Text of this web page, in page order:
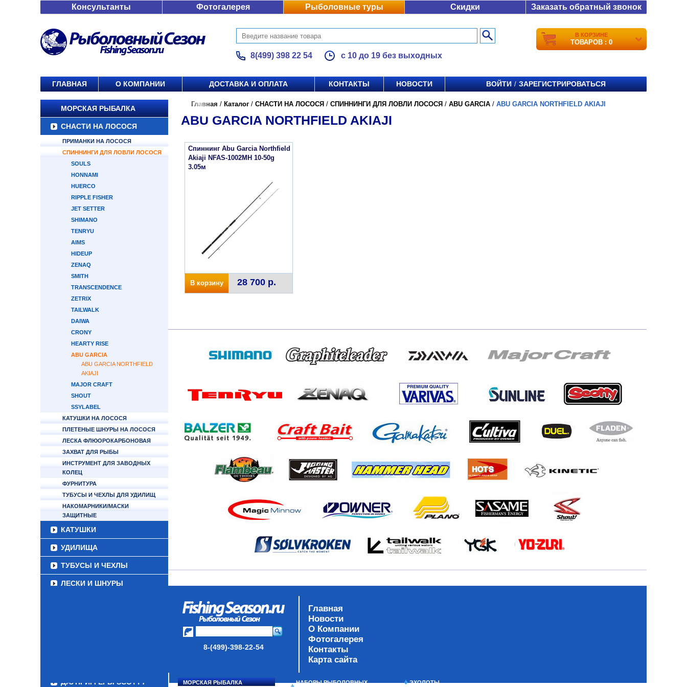
Консультанты Фотогалерея Рыболовные туры Скидки Заказать обратный звонок
8(499) 398 22 54 с 10 до 19 без выходных
В КОРЗИНЕ
ТОВАРОВ : 0
ГЛАВНАЯ О КОМПАНИИ ДОСТАВКА И ОПЛАТА КОНТАКТЫ НОВОСТИ ВОЙТИ / ЗАРЕГИСТРИРОВАТЬСЯ
МОРСКАЯ РЫБАЛКА
СНАСТИ НА ЛОСОСЯ
ПРИМАНКИ НА ЛОСОСЯ
СПИННИНГИ ДЛЯ ЛОВЛИ ЛОСОСЯ
SOULS
HONNAMI
HUERCO
RIPPLE FISHER
JET SETTER
SHIMANO
TENRYU
AIMS
HIDEUP
ZENAQ
SMITH
TRANSCENDENCE
ZETRIX
TAILWALK
DAIWA
CRONY
HEARTY RISE
ABU GARCIA
ABU GARCIA NORTHFIELD
AKIAJI
MAJOR CRAFT
SHOUT
SSYLABEL
КАТУШКИ НА ЛОСОСЯ
ПЛЕТЕНЫЕ ШНУРЫ НА ЛОСОСЯ
ЛЕСКА ФЛЮОРОКАРБОНОВАЯ
ЗАХВАТ ДЛЯ РЫБЫ
ИНСТРУМЕНТ ДЛЯ ЗАВОДНЫХ
КОЛЕЦ
ФУРНИТУРА
ТУБУСЫ И ЧЕХЛЫ ДЛЯ УДИЛИЩ
НАКОМАРНИКИ/МАСКИ
ЗАЩИТНЫЕ
КАТУШКИ
УДИЛИЩА
ТУБУСЫ И ЧЕХЛЫ
ЛЕСКИ И ШНУРЫ
ДАУНРИГГЕРЫ SCOTTY
Главная / Каталог / СНАСТИ НА ЛОСОСЯ / СПИННИНГИ ДЛЯ ЛОВЛИ ЛОСОСЯ / ABU GARCIA / ABU GARCIA NORTHFIELD AKIAJI
ABU GARCIA NORTHFIELD AKIAJI
Спиннинг Abu Garcia Northfield
Akiaji NFAS-1002MH 10-50g
3.05м
В корзину 28 700 р.
8-(499)-398-22-54
Главная
Новости
О Компании
Фотогалерея
Контакты
Карта сайта
МОРСКАЯ РЫБАЛКА НАБОРЫ РЫБОЛОВНЫХ ЭХОЛОТЫ